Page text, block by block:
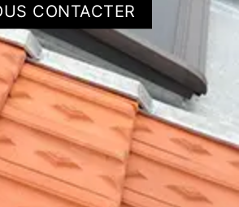
CONTACTER